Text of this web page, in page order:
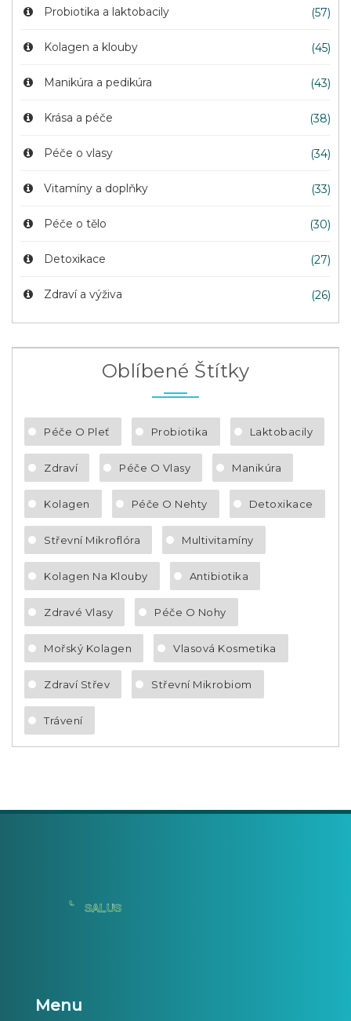
Probiotika a laktobacily (57)
Kolagen a klouby (45)
Manikúra a pedikúra (43)
Krása a péče (38)
Péče o vlasy (34)
Vitamíny a doplňky (33)
Péče o tělo (30)
Detoxikace (27)
Zdraví a výživa (26)
Oblíbené Štítky
Péče O Pleť Probiotika Laktobacily
Zdraví Péče O Vlasy Manikúra
Kolagen Péče O Nehty Detoxikace
Střevní Mikroflóra Multivitamíny
Kolagen Na Klouby Antibiotika
Zdravé Vlasy Péče O Nohy
Mořský Kolagen Vlasová Kosmetika
Zdraví Střev Střevní Mikrobiom
Trávení
Menu